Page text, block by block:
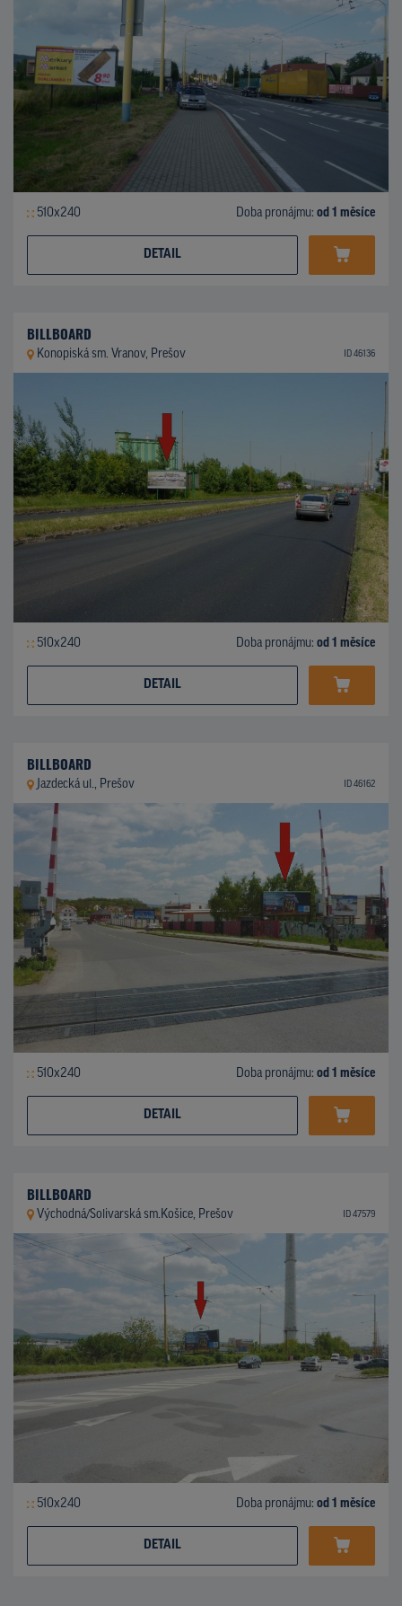
510x240 Doba pronájmu: od 1 měsíce
DETAIL
BILLBOARD
Konopiská sm. Vranov, Prešov ID 46136
510x240 Doba pronájmu: od 1 měsíce
DETAIL
BILLBOARD
Jazdecká ul., Prešov ID 46162
510x240 Doba pronájmu: od 1 měsíce
DETAIL
BILLBOARD
Východná/Solivarská sm.Košice, Prešov ID 47579
510x240 Doba pronájmu: od 1 měsíce
DETAIL